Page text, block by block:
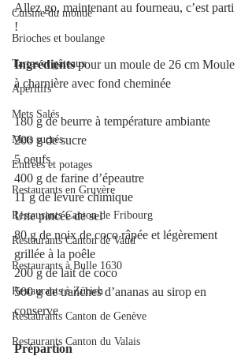
Cuisine du monde
Brioches et boulange
Tartes et gâteaux
Apéritifs
Mets Salés
Mets sucrés
Entrées et potages
Restaurants en Gruyère
Restaurants Canton de Fribourg
Restaurants Canton de Vaud
Restaurants à Bulle 1630
Restaurants à Zürich
Restaurants Canton de Genève
Restaurants Canton du Valais
Allez go, maintenant au fourneau, c’est parti
!
Ingrédients pour un moule de 26 cm Moule
à charnière avec fond cheminée
180 g de beurre à température ambiante
200 g de sucre
5 oeufs
400 g de farine d’épeautre
11 g de levure chimique
Une pincée de sel
80 g de noix de coco râpée et légèrement
grillée à la poêle
200 g de lait de coco
500 g de tranches d’ananas au sirop en
conserve
Prépartion